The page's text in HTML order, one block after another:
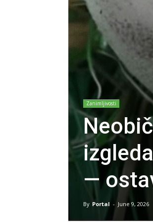
Zanimljivosti
—
By Portal - June 9, 2026